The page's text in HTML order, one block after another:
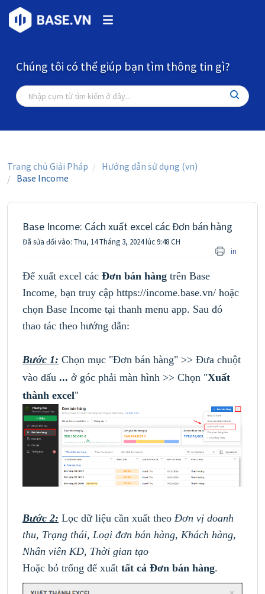
Chúng tôi có thể giúp bạn tìm thông tin gì?
Trang chủ Giải Pháp
Hướng dẫn sử dụng (vn)
Base Income
Base Income: Cách xuất excel các Đơn bán hàng
in
Đã sửa đổi vào: Thu, 14 Tháng 3, 2024 lúc 9:48 CH
Để xuất excel các Đơn bán hàng trên Base
Income, bạn truy cập https://income.base.vn/ hoặc
chọn Base Income tại thanh menu app. Sau đó
thao tác theo hướng dẫn:
Bước 1: Chọn mục "Đơn bán hàng" >> Đưa chuột
vào dấu ... ở góc phải màn hình >> Chọn "Xuất
thành excel"
Bước 2: Lọc dữ liệu cần xuất theo Đơn vị doanh
thu, Trạng thái, Loại đơn bán hàng, Khách hàng,
Nhân viên KD, Thời gian tạo
Hoặc bỏ trống để xuất tất cả Đơn bán hàng.